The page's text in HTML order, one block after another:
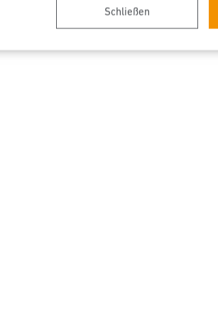
Schließen
Zubehör - Professional Line